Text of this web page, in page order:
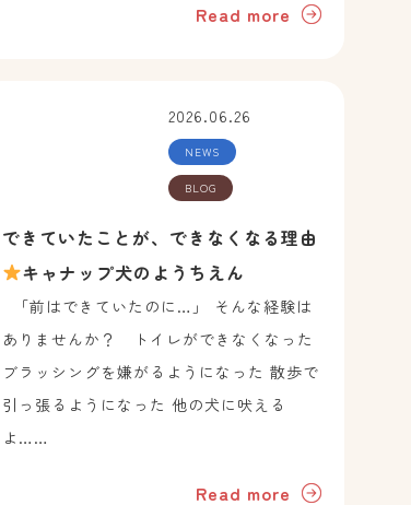
Read more
2026.06.26
NEWS
BLOG
できていたことが、できなくなる理由
キャナップ犬のようちえん
「前はできていたのに…」 そんな経験は
ありませんか？ トイレができなくなった
ブラッシングを嫌がるようになった 散歩で
引っ張るようになった 他の犬に吠える
よ……
Read more